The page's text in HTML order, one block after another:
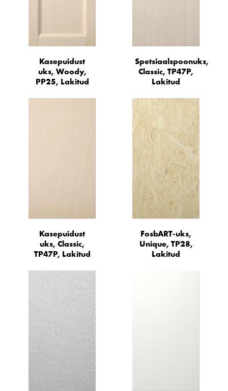
Kasepuidust
uks, Woody,
PP25, Lakitud
Spetsiaalspoonuks,
Classic, TP47P,
Lakitud
Kasepuidust
uks, Classic,
TP47P, Lakitud
FosbART-uks,
Unique, TP28,
Lakitud